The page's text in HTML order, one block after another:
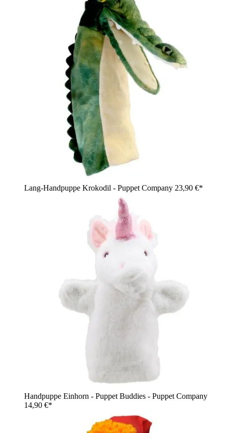
Lang-Handpuppe Krokodil - Puppet Company 23,90 €*
Handpuppe Einhorn - Puppet Buddies - Puppet Company
14,90 €*